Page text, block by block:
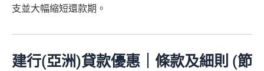
支並大幅縮短還款期。
建行(亞洲)貸款優惠｜條款及細則 (節